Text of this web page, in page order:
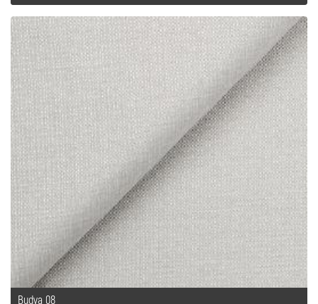
Budva 08